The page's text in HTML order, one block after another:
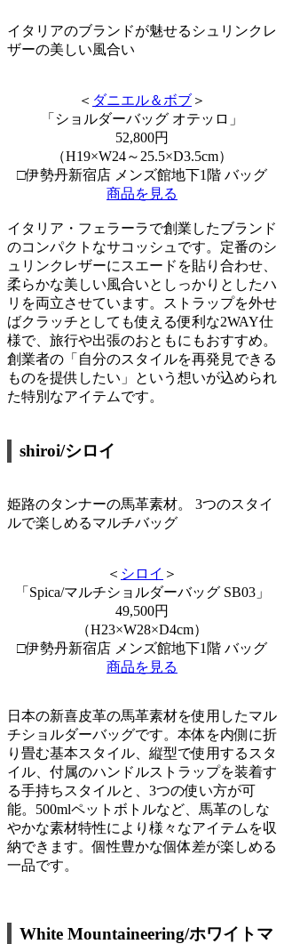
イタリアのブランドが魅せるシュリンクレ
ザーの美しい風合い
＜ ダニエル＆ボブ ＞
「ショルダーバッグ オテッロ」
52,800円
（H19×W24～25.5×D3.5cm）
□伊勢丹新宿店 メンズ館地下1階 バッグ
商品を見る
イタリア・フェラーラで創業したブランド
のコンパクトなサコッシュです。定番のシ
ュリンクレザーにスエードを貼り合わせ、
柔らかな美しい風合いとしっかりとしたハ
リを両立させています。ストラップを外せ
ばクラッチとしても使える便利な2WAY仕
様で、旅行や出張のおともにもおすすめ。
創業者の「自分のスタイルを再発見できる
ものを提供したい」という想いが込められ
た特別なアイテムです。
shiroi/シロイ
姫路のタンナーの馬革素材。 3つのスタイ
ルで楽しめるマルチバッグ
＜ シロイ ＞
「Spica/マルチショルダーバッグ SB03」
49,500円
（H23×W28×D4cm）
□伊勢丹新宿店 メンズ館地下1階 バッグ
商品を見る
日本の新喜皮革の馬革素材を使用したマル
チショルダーバッグです。本体を内側に折
り畳む基本スタイル、縦型で使用するスタ
イル、付属のハンドルストラップを装着す
る手持ちスタイルと、3つの使い方が可
能。500mlペットボトルなど、馬革のしな
やかな素材特性により様々なアイテムを収
納できます。個性豊かな個体差が楽しめる
一品です。
White Mountaineering/ホワイトマ